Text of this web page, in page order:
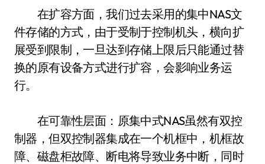
在扩容方面，我们过去采用的集中NAS文
件存储的方式，由于受制于控制机头，横向扩
展受到限制，一旦达到存储上限后只能通过替
换的原有设备方式进行扩容，会影响业务运
行。
在可靠性层面：原集中式NAS虽然有双控
制器，但双控制器集成在一个机框中，机框故
障、磁盘柜故障、断电将导致业务中断，同时